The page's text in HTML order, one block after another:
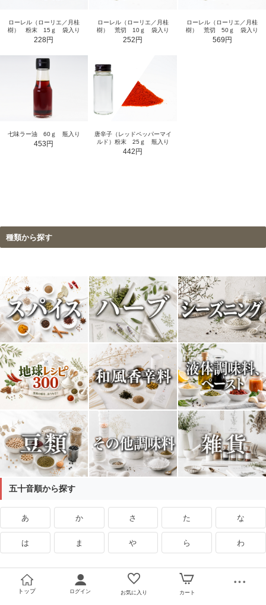
ローレル（ローリエ／月桂
樹） 粉末 15ｇ 袋入り
228円
ローレル（ローリエ／月桂
樹） 荒切 10ｇ 袋入り
252円
ローレル（ローリエ／月桂
樹） 荒切 50ｇ 袋入り
569円
七味ラー油 60ｇ 瓶入り
453円
唐辛子（レッドペッパーマイ
ルド）粉末 25ｇ 瓶入り
442円
種類から探す
五十音順から探す
あ か さ た な
は ま や ら わ
トップ ログイン お気に入り カート